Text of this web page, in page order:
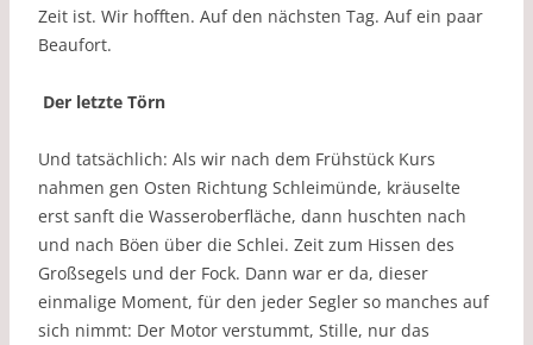
Zeit ist. Wir hofften. Auf den nächsten Tag. Auf ein paar
Beaufort.
Der letzte Törn
Und tatsächlich: Als wir nach dem Frühstück Kurs
nahmen gen Osten Richtung Schleimünde, kräuselte
erst sanft die Wasseroberfläche, dann huschten nach
und nach Böen über die Schlei. Zeit zum Hissen des
Großsegels und der Fock. Dann war er da, dieser
einmalige Moment, für den jeder Segler so manches auf
sich nimmt: Der Motor verstummt, Stille, nur das